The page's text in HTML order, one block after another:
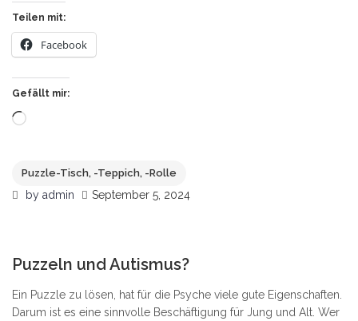
Teilen mit:
Facebook
Gefällt mir:
Wird
Puzzle-Tisch, -Teppich, -Rolle
by admin September 5, 2024
Puzzeln und Autismus?
Ein Puzzle zu lösen, hat für die Psyche viele gute Eigenschaften.
Darum ist es eine sinnvolle Beschäftigung für Jung und Alt. Wer